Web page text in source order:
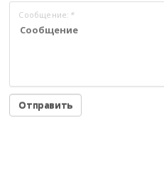
Сообщение: *